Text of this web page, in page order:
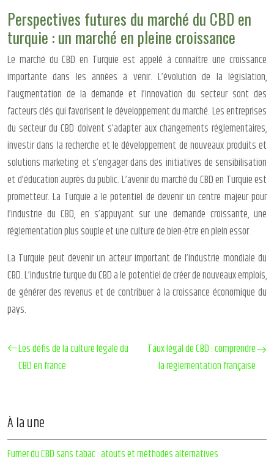
Perspectives futures du marché du CBD en
turquie : un marché en pleine croissance
Le marché du CBD en Turquie est appelé à connaître une croissance
importante dans les années à venir. L’évolution de la législation,
l’augmentation de la demande et l’innovation du secteur sont des
facteurs clés qui favorisent le développement du marché. Les entreprises
du secteur du CBD doivent s’adapter aux changements réglementaires,
investir dans la recherche et le développement de nouveaux produits et
solutions marketing et s’engager dans des initiatives de sensibilisation
et d’éducation auprès du public. L’avenir du marché du CBD en Turquie est
prometteur. La Turquie a le potentiel de devenir un centre majeur pour
l’industrie du CBD, en s’appuyant sur une demande croissante, une
réglementation plus souple et une culture de bien-être en plein essor.
La Turquie peut devenir un acteur important de l’industrie mondiale du
CBD. L’industrie turque du CBD a le potentiel de créer de nouveaux emplois,
de générer des revenus et de contribuer à la croissance économique du
pays.
Les défis de la culture légale du
CBD en france
Taux légal de CBD : comprendre
la réglementation française
À la une
Fumer du CBD sans tabac : atouts et méthodes alternatives